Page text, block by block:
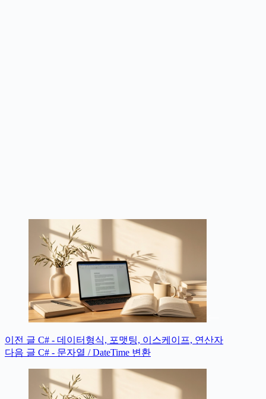
이전 글 C# - 데이터형식, 포맷팅, 이스케이프, 연산자
다음 글 C# - 문자열 / DateTime 변환